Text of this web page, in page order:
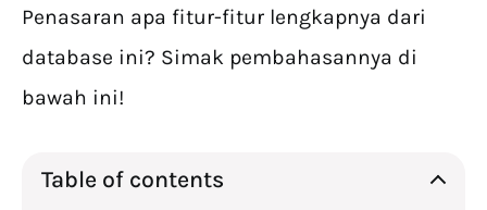
Penasaran apa fitur-fitur lengkapnya dari
database ini? Simak pembahasannya di
bawah ini!
Table of contents